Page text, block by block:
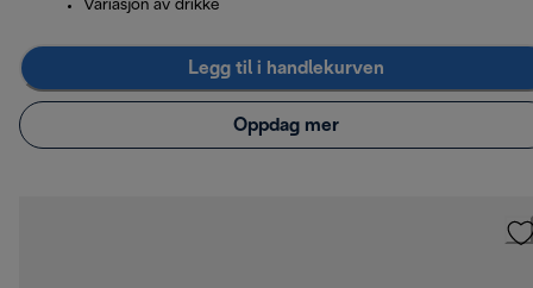
Variasjon av drikke
Legg til i handlekurven
Oppdag mer